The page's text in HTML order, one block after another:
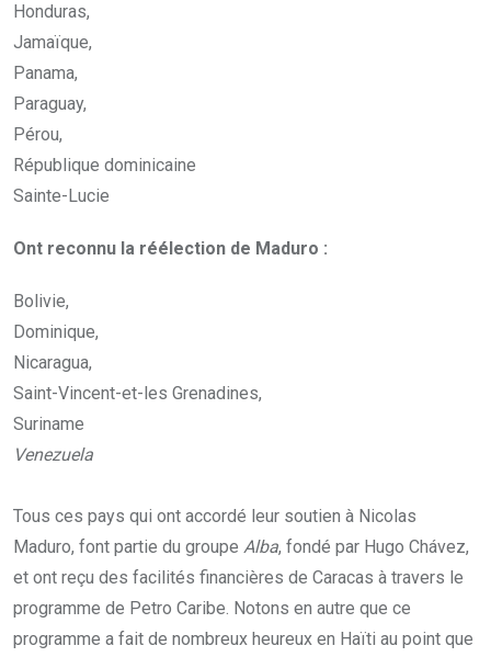
Honduras,
Jamaïque,
Panama,
Paraguay,
Pérou,
République dominicaine
Sainte-Lucie
Ont reconnu la réélection de Maduro :
Bolivie,
Dominique,
Nicaragua,
Saint-Vincent-et-les Grenadines,
Suriname
Venezuela
Tous ces pays qui ont accordé leur soutien à Nicolas
Maduro, font partie du groupe Alba, fondé par Hugo Chávez,
et ont reçu des facilités financières de Caracas à travers le
programme de Petro Caribe. Notons en autre que ce
programme a fait de nombreux heureux en Haïti au point que